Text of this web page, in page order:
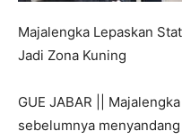
Majalengka Lepaskan
Jadi Zona Kuning
GUE JABAR ||
sebelumnya